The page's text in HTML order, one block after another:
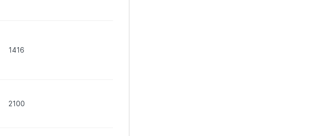
1416
2100